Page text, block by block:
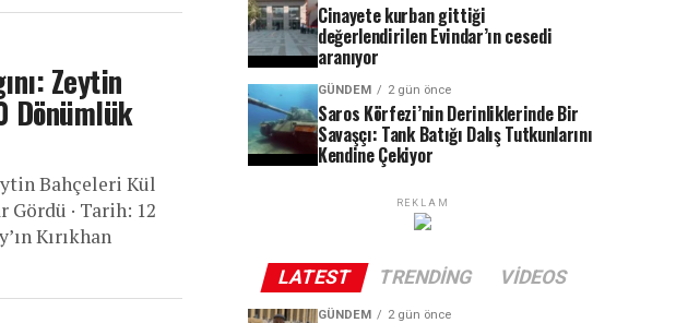
Zeytin
Dönümlük
Bahçeleri Kül
· Tarih: 12
Kırıkhan
Cinayete kurban gittiği
değerlendirilen Evindar’ın cesedi
aranıyor
GÜNDEM 2 gün önce
Saros Körfezi’nin Derinliklerinde Bir
Savaşçı: Tank Batığı Dalış Tutkunlarını
Kendine Çekiyor
REKLAM
LATEST TRENDING VIDEOS
GÜNDEM 2 gün önce